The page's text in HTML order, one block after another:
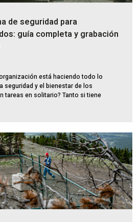
de seguridad para
guía completa y grabación
está haciendo todo lo
seguridad y el bienestar de los
tareas en solitario? Tanto si tiene